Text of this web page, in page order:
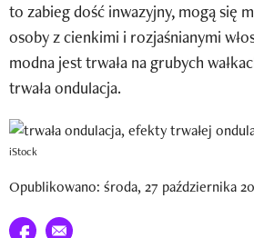
Inspiracje
Recenzje kosmetyków
Newsletter
Wizaz Summer Influ School
to zabieg dość inwazyjny, mogą się
osoby z cienkimi i rozjaśnianymi
modna jest trwała na grubych
trwała ondulacja.
iStock
Opublikowano: środa, 27 października
Udostępnij na facebook
E-mail do przyjaciela